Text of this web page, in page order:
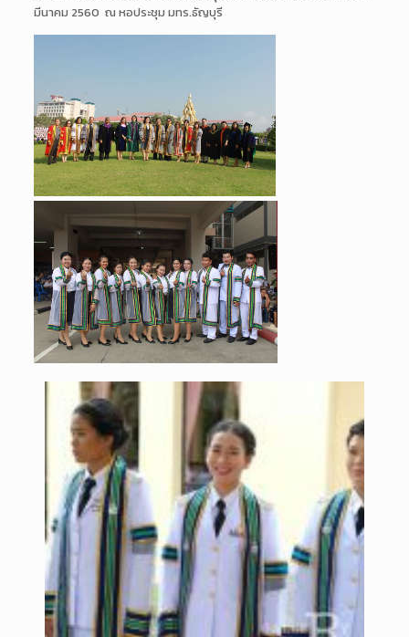
มีนาคม 2560 ณ หอประชุม มทร.ธัญบุรี